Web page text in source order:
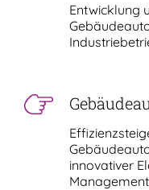
Entwicklung
innovativer